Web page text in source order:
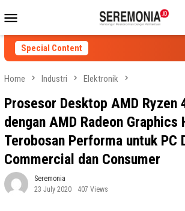
to
contentMenu
Special Content
Home Industri Elektronik
Prosesor Desktop AMD Ryzen
dengan AMD Radeon Graphics
Terobosan Performa untuk PC
Commercial dan Consumer
Seremonia
23 July 2020
407 Views